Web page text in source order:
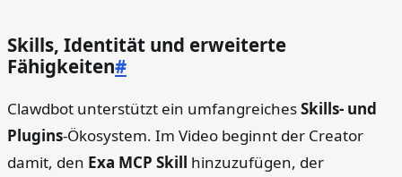
Skills, Identität und erweiterte
Fähigkeiten#
Clawdbot unterstützt ein umfangreichesSkills‑ und
Plugins‑Ökosystem. Im Video beginnt der Creator
damit, den Exa MCP Skill hinzuzufügen, der